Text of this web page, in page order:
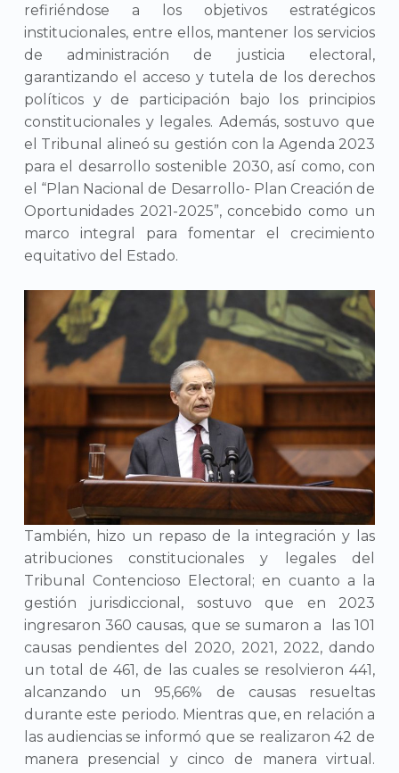
refiriéndose a los objetivos estratégicos
institucionales, entre ellos, mantener los servicios
de administración de justicia electoral,
garantizando el acceso y tutela de los derechos
políticos y de participación bajo los principios
constitucionales y legales. Además, sostuvo que
el Tribunal alineó su gestión con la Agenda 2023
para el desarrollo sostenible 2030, así como, con
el “Plan Nacional de Desarrollo- Plan Creación de
Oportunidades 2021-2025”, concebido como un
marco integral para fomentar el crecimiento
equitativo del Estado.
También, hizo un repaso de la integración y las
atribuciones constitucionales y legales del
Tribunal Contencioso Electoral; en cuanto a la
gestión jurisdiccional, sostuvo que en 2023
ingresaron 360 causas, que se sumaron a las 101
causas pendientes del 2020, 2021, 2022, dando
un total de 461, de las cuales se resolvieron 441,
alcanzando un 95,66% de causas resueltas
durante este periodo. Mientras que, en relación a
las audiencias se informó que se realizaron 42 de
manera presencial y cinco de manera virtual.